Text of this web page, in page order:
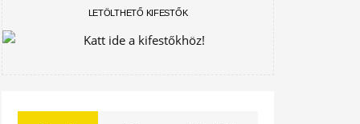
LETÖLTHETŐ KIFESTŐK